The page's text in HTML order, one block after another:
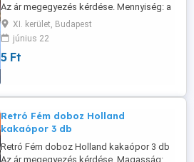
Az ár megegyezés kérdése. Mennyiség: a
képen látható 7 db.
XI. kerület, Budapest
június 22
5 Ft
Retró Fém doboz Holland
kakaópor 3 db
Retró Fém doboz Holland kakaópor 3 db
Az ár megegyezés kérdése. Magasság: